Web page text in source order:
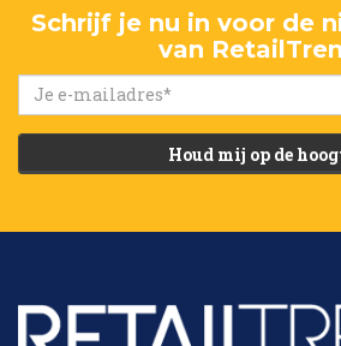
Schrijf je nu in voor de
van
Houd mij op de